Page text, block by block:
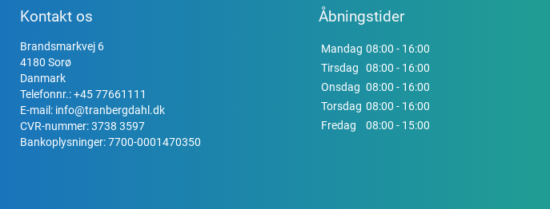
Kontakt os
Brandsmarkvej 6
4180 Sorø
Danmark
Telefonnr.:+45 77661111
E-mail: info@tranbergdahl.dk
CVR-nummer: 3738 3597
Bankoplysninger: 7700-0001470350
Åbningstider
Mandag 08:00 - 16:00
Tirsdag
08:00 - 16:00
Onsdag 08:00 - 16:00
Torsdag 08:00 - 16:00
Fredag
08:00 - 15:00